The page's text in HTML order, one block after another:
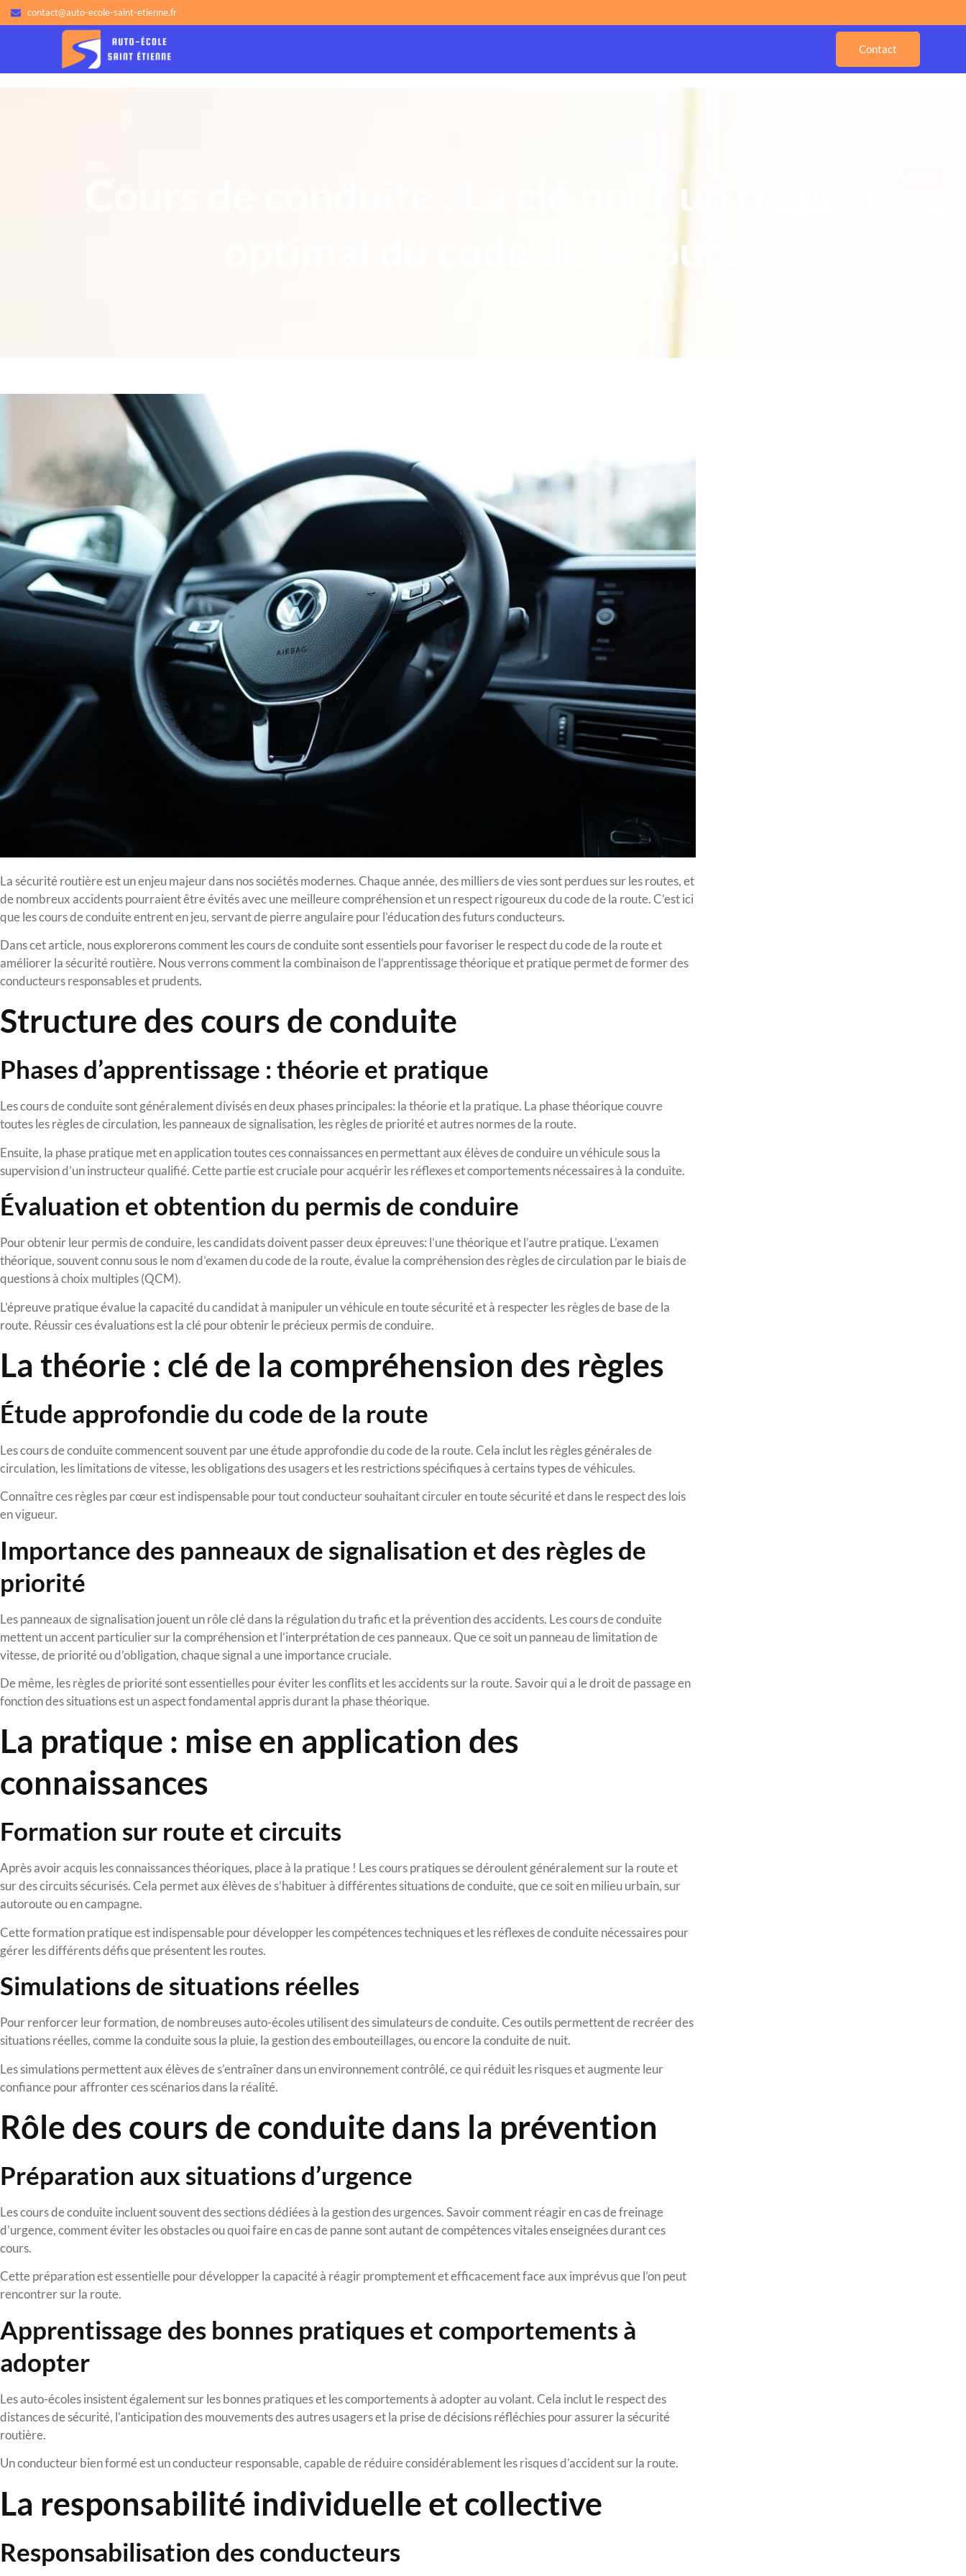
contact@auto-ecole-saint-etienne.fr
Contact
Cours de conduite : La clé pour un respect
optimal du code de la route
La sécurité routière est un enjeu majeur dans nos sociétés modernes. Chaque année, des milliers de vies sont perdues sur les routes, et
de nombreux accidents pourraient être évités avec une meilleure compréhension et un respect rigoureux du code de la route. C’est ici
que les cours de conduite entrent en jeu, servant de pierre angulaire pour l’éducation des futurs conducteurs.
Dans cet article, nous explorerons comment les cours de conduite sont essentiels pour favoriser le respect du code de la route et
améliorer la sécurité routière. Nous verrons comment la combinaison de l’apprentissage théorique et pratique permet de former des
conducteurs responsables et prudents.
Structure des cours de conduite
Phases d’apprentissage : théorie et pratique
Les cours de conduite sont généralement divisés en deux phases principales: la théorie et la pratique. La phase théorique couvre
toutes les règles de circulation, les panneaux de signalisation, les règles de priorité et autres normes de la route.
Ensuite, la phase pratique met en application toutes ces connaissances en permettant aux élèves de conduire un véhicule sous la
supervision d’un instructeur qualifié. Cette partie est cruciale pour acquérir les réflexes et comportements nécessaires à la conduite.
Évaluation et obtention du permis de conduire
Pour obtenir leur permis de conduire, les candidats doivent passer deux épreuves: l’une théorique et l’autre pratique. L’examen
théorique, souvent connu sous le nom d’examen du code de la route, évalue la compréhension des règles de circulation par le biais de
questions à choix multiples (QCM).
L’épreuve pratique évalue la capacité du candidat à manipuler un véhicule en toute sécurité et à respecter les règles de base de la
route. Réussir ces évaluations est la clé pour obtenir le précieux permis de conduire.
La théorie : clé de la compréhension des règles
Étude approfondie du code de la route
Les cours de conduite commencent souvent par une étude approfondie du code de la route. Cela inclut les règles générales de
circulation, les limitations de vitesse, les obligations des usagers et les restrictions spécifiques à certains types de véhicules.
Connaître ces règles par cœur est indispensable pour tout conducteur souhaitant circuler en toute sécurité et dans le respect des lois
en vigueur.
Importance des panneaux de signalisation et des règles de
priorité
Les panneaux de signalisation jouent un rôle clé dans la régulation du trafic et la prévention des accidents. Les cours de conduite
mettent un accent particulier sur la compréhension et l’interprétation de ces panneaux. Que ce soit un panneau de limitation de
vitesse, de priorité ou d’obligation, chaque signal a une importance cruciale.
De même, les règles de priorité sont essentielles pour éviter les conflits et les accidents sur la route. Savoir qui a le droit de passage en
fonction des situations est un aspect fondamental appris durant la phase théorique.
La pratique : mise en application des
connaissances
Formation sur route et circuits
Après avoir acquis les connaissances théoriques, place à la pratique ! Les cours pratiques se déroulent généralement sur la route et
sur des circuits sécurisés. Cela permet aux élèves de s’habituer à différentes situations de conduite, que ce soit en milieu urbain, sur
autoroute ou en campagne.
Cette formation pratique est indispensable pour développer les compétences techniques et les réflexes de conduite nécessaires pour
gérer les différents défis que présentent les routes.
Simulations de situations réelles
Pour renforcer leur formation, de nombreuses auto-écoles utilisent des simulateurs de conduite. Ces outils permettent de recréer des
situations réelles, comme la conduite sous la pluie, la gestion des embouteillages, ou encore la conduite de nuit.
Les simulations permettent aux élèves de s’entraîner dans un environnement contrôlé, ce qui réduit les risques et augmente leur
confiance pour affronter ces scénarios dans la réalité.
Rôle des cours de conduite dans la prévention
Préparation aux situations d’urgence
Les cours de conduite incluent souvent des sections dédiées à la gestion des urgences. Savoir comment réagir en cas de freinage
d’urgence, comment éviter les obstacles ou quoi faire en cas de panne sont autant de compétences vitales enseignées durant ces
cours.
Cette préparation est essentielle pour développer la capacité à réagir promptement et efficacement face aux imprévus que l’on peut
rencontrer sur la route.
Apprentissage des bonnes pratiques et comportements à
adopter
Les auto-écoles insistent également sur les bonnes pratiques et les comportements à adopter au volant. Cela inclut le respect des
distances de sécurité, l’anticipation des mouvements des autres usagers et la prise de décisions réfléchies pour assurer la sécurité
routière.
Un conducteur bien formé est un conducteur responsable, capable de réduire considérablement les risques d’accident sur la route.
La responsabilité individuelle et collective
Responsabilisation des conducteurs